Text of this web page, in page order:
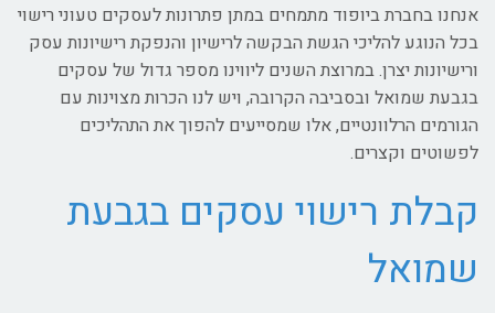
אנחנו בחברת ביופוד מתמחים במתן פתרונות לעסקים טעוני רישוי
בכל הנוגע להליכי הגשת הבקשה לרישיון והנפקת רישיונות עסק
ורישיונות יצרן. במרוצת השנים ליווינו מספר גדול של עסקים
בגבעת שמואל ובסביבה הקרובה, ויש לנו הכרות מצוינות עם
הגורמים הרלוונטיים, אלו שמסייעים להפוך את התהליכים
לפשוטים וקצרים.
קבלת רישוי עסקים בגבעת
שמואל